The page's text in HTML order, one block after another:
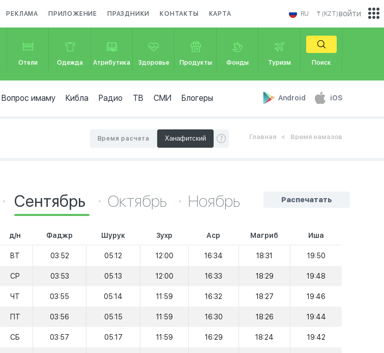
РЕКЛАМА ПРИЛОЖЕНИЕ ПРАЗДНИКИ КОНТАКТЫ КАРТА RU ₸ (KZT)
Отели Одежда Атрибутика Здоровье Продукты Фонды Туризм Поиск
Вопрос имаму Кибла Радио ТВ СМИ Блогеры Android iOS
войти
Главная Время намазов
Время расчета
Распечатать
Сентябрь Октябрь Ноябрь
д/н Фаджр Шурук Зухр Аср Магриб Иша
ВТ 03:52 05:12 12:00 16:34 18:31 19:50
СР 03:53 05:13 12:00 16:33 18:29 19:48
ЧТ 03:55 05:14 11:59 16:32 18:27 19:46
ПТ 03:56 05:15 11:59 16:30 18:26 19:44
СБ 03:57 05:17 11:59 16:29 18:24 19:42